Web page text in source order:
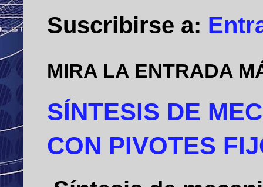
Suscribirse a:
MIRA LA ENTRADA
SÍNTESIS DE
CON PIVOTES